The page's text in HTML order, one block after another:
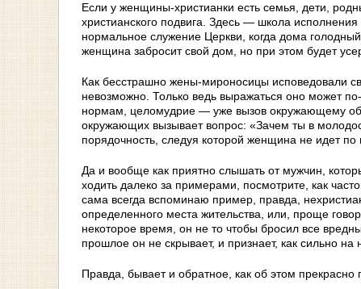
Если у женщины-христианки есть семья, дети,
христианского подвига. Здесь — школа
нормальное служение Церкви, когда дома
женщина забросит свой дом, но при этом будет
Как бесстрашно жены-мироносицы исповедовали
невозможно. Только ведь выражаться оно может
нормам, целомудрие — уже вызов окружающему
окружающих вызывает вопрос: «Зачем ты в
порядочность, следуя которой женщина не идет
Да и вообще как приятно слышать от мужчин,
ходить далеко за примерами, посмотрите, как
сама всегда вспоминаю пример, правда,
определенного места жительства, или, проще
некоторое время, он не то чтобы бросил все
прошлое он не скрывает, и признает, как сильно
Правда, бывает и обратное, как об этом